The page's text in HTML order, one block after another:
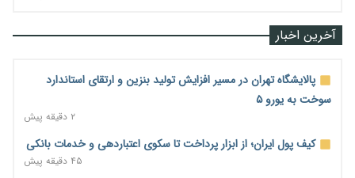
آخرین اخبار
پالایشگاه تهران در مسیر افزایش تولید بنزین و ارتقای استاندارد
سوخت به یورو ۵
۲ دقیقه پیش
کیف پول ایران؛ از ابزار پرداخت تا سکوی اعتباردهی و خدمات بانکی
۴۵ دقیقه پیش